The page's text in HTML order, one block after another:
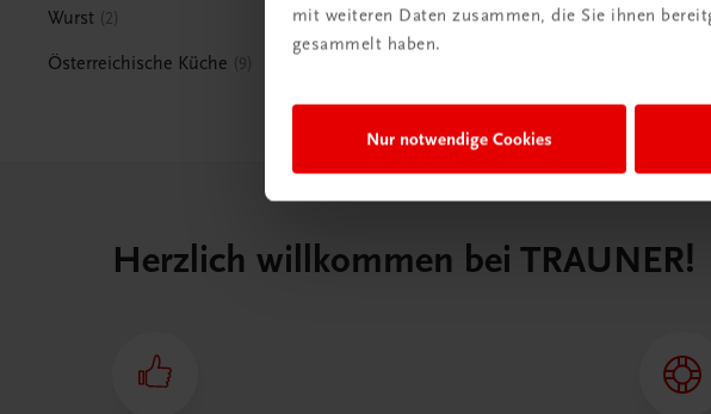
mit weiteren Daten zusammen, die Sie ihnen
gesammelt haben.
Nur notwendige Cookies
Wurst 2
Österreichische Küche 9
Herzlich willkommen bei TRAUNER!